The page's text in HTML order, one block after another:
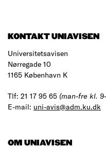
KONTAKT UNIAVISEN
Universitetsavisen
Nørregade 10
1165 København K
Tlf: 21 17 95 65 (man-fre kl.
E-mail: uni-avis@adm.ku.dk
OM UNIAVISEN